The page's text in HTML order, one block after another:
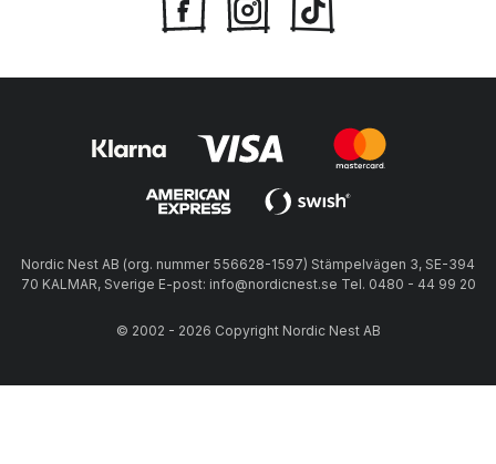
Nordic Nest AB (org. nummer 556628-1597) Stämpelvägen 3, SE-394
70 KALMAR, Sverige E-post: info@nordicnest.se Tel. 0480 - 44 99 20
© 2002 - 2026 Copyright Nordic Nest AB